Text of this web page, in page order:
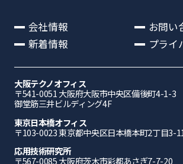
会社情報
新着情報
お問い
プライ
大阪テクノオフィス
〒541-0051 ⼤阪府⼤阪市中央区備後町4-1-3
御堂筋三井ビルディング4F
東京日本橋オフィス
〒103-0023 東京都中央区日本橋本町2丁目3-
応⽤技術研究所
〒567-0085 ⼤阪府茨⽊市彩都あさぎ7-7-20